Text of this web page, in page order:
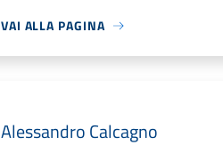
VAI ALLA PAGINA
Alessandro Calcagno